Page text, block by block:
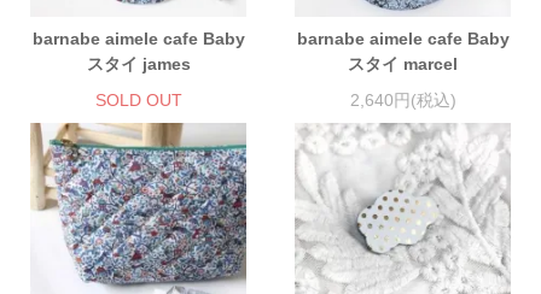
barnabe aimele cafe Baby
スタイ james
SOLD OUT
barnabe aimele cafe Baby
スタイ marcel
2,640円(税込)